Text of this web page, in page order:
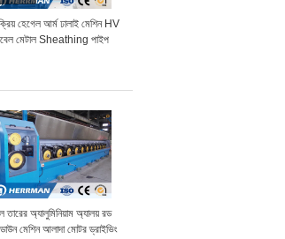
হেগেল আর্ম ঢালাই মেশিন HV
মেটাল Sheathing পাইপ
তারের অ্যালুমিনিয়াম অ্যালয় রড
মেশিন আলাদা মোটর ড্রাইভিং